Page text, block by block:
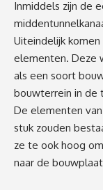
Inmiddels zijn de
Uiteindelijk
elementen. Deze
als een soort
bouwterrein in de
De elementen
stuk zouden
ze te ook hoog
naar de